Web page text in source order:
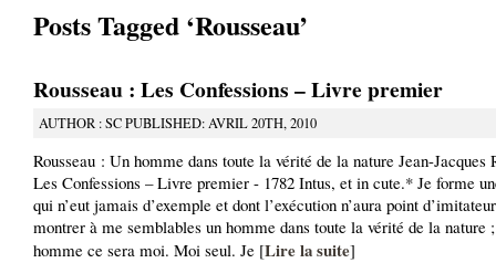
Posts Tagged ‘Rousseau’
Rousseau : Les Confessions – Livre premier
AUTHOR : SC PUBLISHED: AVRIL 20TH, 2010
Rousseau : Un homme dans toute la vérité de la nature Jean-Jacques
Les Confessions – Livre premier - 1782 Intus, et in cute.* Je forme
qui n’eut jamais d’exemple et dont l’exécution n’aura point
montrer à me semblables un homme dans toute la vérité de la nature
homme ce sera moi. Moi seul. Je [Lire la suite]